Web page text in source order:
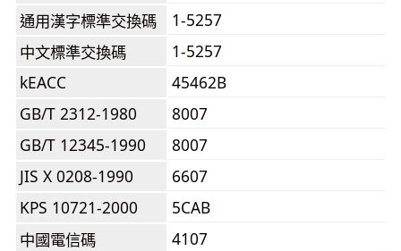
通用漢字標準交換碼
1-5257
中文標準交換碼
1-5257
kEACC
45462B
GB/T 2312-1980
8007
GB/T 12345-1990
8007
JIS X 0208-1990
6607
KPS 10721-2000
5CAB
中國電信碼
4107